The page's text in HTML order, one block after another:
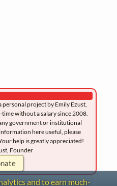
personal project by Emily Ezust,
without a salary since 2008.
government or institutional
here useful, please
help is greatly appreciated!
Founder
and to earn much-